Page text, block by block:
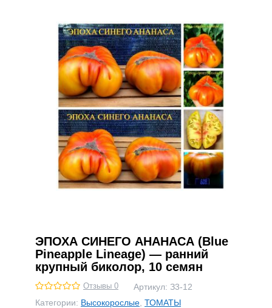
ЭПОХА СИНЕГО АНАНАСА (Blue
Pineapple Lineage) — ранний
крупный биколор, 10 семян
Отзывы 0 Артикул: З3-12
Категории: Высокорослые ТОМАТЫ